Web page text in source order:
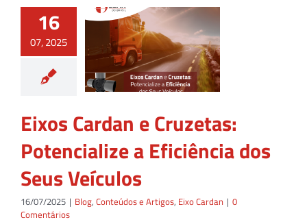
16
07, 2025
Eixos Cardan e Cruzetas:
Potencialize a Eficiência dos
Seus Veículos
16/07/2025 | Blog, Conteúdos e Artigos, Eixo Cardan | 0
Comentários